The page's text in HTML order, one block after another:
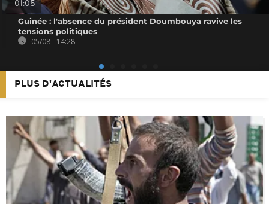
01:05
Guinée : l'absence du président Doumbouya ravive les
tensions politiques
05/08 - 14:28
PLUS D'ACTUALITÉS